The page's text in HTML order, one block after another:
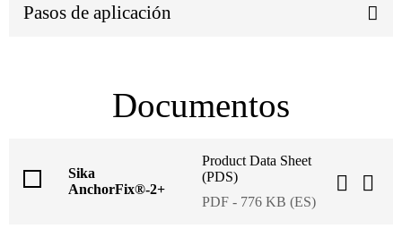
Pasos de aplicación
Documentos
Sika
AnchorFix®-2+
Product Data Sheet
(PDS)
PDF - 776 KB (ES)